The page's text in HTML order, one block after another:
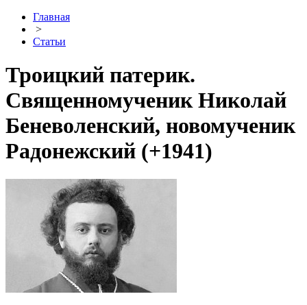
Главная
>
Статьи
Троицкий патерик.
Священномученик Николай
Беневоленский, новомученик
Радонежский (+1941)